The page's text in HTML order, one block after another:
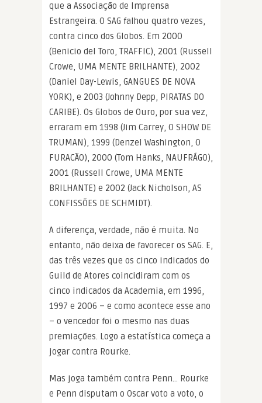
que a Associação de Imprensa
Estrangeira. O SAG falhou quatro vezes,
contra cinco dos Globos. Em 2000
(Benicio del Toro, TRAFFIC), 2001 (Russell
Crowe, UMA MENTE BRILHANTE), 2002
(Daniel Day-Lewis, GANGUES DE NOVA
YORK), e 2003 (Johnny Depp, PIRATAS DO
CARIBE). Os Globos de Ouro, por sua vez,
erraram em 1998 (Jim Carrey, O SHOW DE
TRUMAN), 1999 (Denzel Washington, O
FURACÃO), 2000 (Tom Hanks, NAUFRÁGO),
2001 (Russell Crowe, UMA MENTE
BRILHANTE) e 2002 (Jack Nicholson, AS
CONFISSÕES DE SCHMIDT).
A diferença, verdade, não é muita. No
entanto, não deixa de favorecer os SAG. E,
das três vezes que os cinco indicados do
Guild de Atores coincidiram com os
cinco indicados da Academia, em 1996,
1997 e 2006 – e como acontece esse ano
– o vencedor foi o mesmo nas duas
premiações. Logo a estatística começa a
jogar contra Rourke.
Mas joga também contra Penn… Rourke
e Penn disputam o Oscar voto a voto, o